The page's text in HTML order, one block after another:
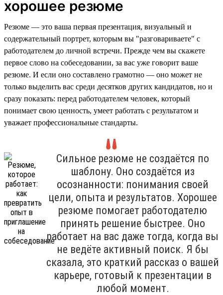
хорошее резюме
Резюме — это ваша первая презентация, визуальный и
содержательный портрет, которым вы "разговариваете" с
работодателем до личной встречи. Прежде чем вы скажете
первое слово на собеседовании, за вас уже говорит ваше
резюме. И если оно составлено грамотно — оно может не
только выделить вас среди десятков других кандидатов, но и
сразу показать: перед работодателем человек, который
понимает свою ценность, умеет работать с результатом и
уважает профессиональные стандарты.
Сильное резюме не создаётся по
шаблону. Оно создаётся из
осознанности: понимания своей
цели, опыта и результатов. Хорошее
резюме помогает работодателю
принять решение быстрее. Оно
работает на вас даже тогда, когда вы
не ведёте активный поиск. Я бы
сказала, это краткий рассказ о вашей
карьере, готовый к презентации в
любой момент.